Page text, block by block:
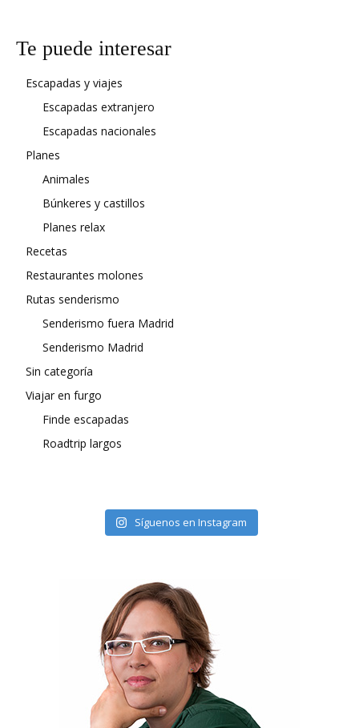
Te puede interesar
Escapadas y viajes
Escapadas extranjero
Escapadas nacionales
Planes
Animales
Búnkeres y castillos
Planes relax
Recetas
Restaurantes molones
Rutas senderismo
Senderismo fuera Madrid
Senderismo Madrid
Sin categoría
Viajar en furgo
Finde escapadas
Roadtrip largos
Síguenos en Instagram